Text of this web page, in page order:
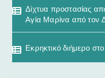
Δίχτυα προστασίας
Αγία Μαρίνα από τον
Εκρηκτικό διήμερο